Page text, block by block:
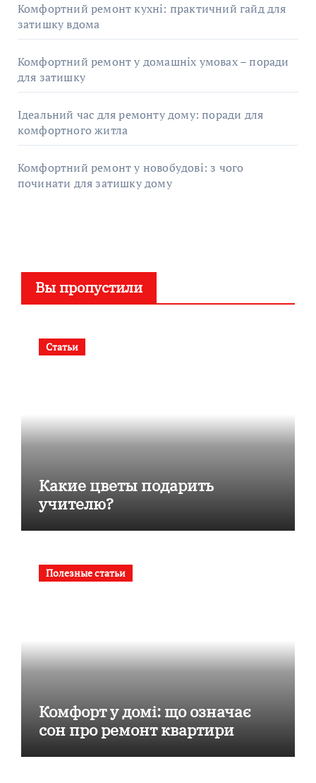
Комфортний ремонт кухні: практичний гайд для
затишку вдома
Комфортний ремонт у домашніх умовах – поради
для затишку
Ідеальний час для ремонту дому: поради для
комфортного житла
Комфортний ремонт у новобудові: з чого
починати для затишку дому
Вы пропустили
Статьи
Какие цветы подарить
учителю?
Полезные статьи
Комфорт у домі: що означає
сон про ремонт квартири